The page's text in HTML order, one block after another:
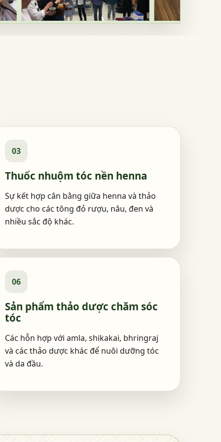
03
Thuốc nhuộm tóc nền henna
Sự kết hợp cân bằng giữa henna và thảo
dược cho các tông đỏ rượu, nâu, đen và
nhiều sắc độ khác.
06
Sản phẩm thảo dược chăm sóc
tóc
Các hỗn hợp với amla, shikakai, bhringraj
và các thảo dược khác để nuôi dưỡng tóc
và da đầu.